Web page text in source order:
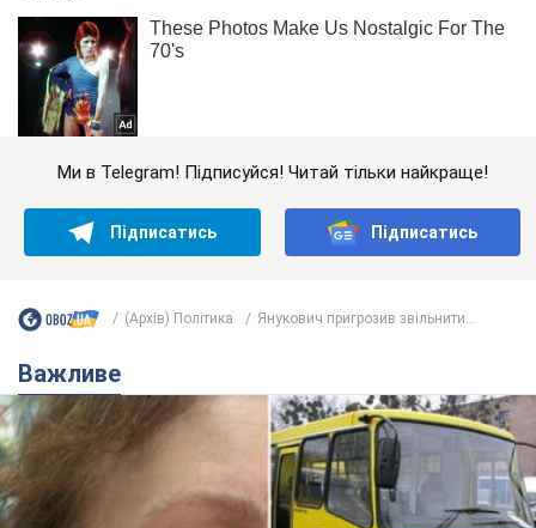
Ми в Telegram! Підписуйся! Читай тільки найкраще!
Підписатись Підписатись
(Архів) Політика Янукович пригрозив звільнити...
Важливе